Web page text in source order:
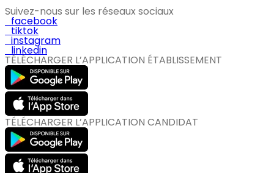
Suivez-nous sur les réseaux sociaux
facebook
tiktok
instagram
linkedin
TÉLÉCHARGER L’APPLICATION ÉTABLISSEMENT
TÉLÉCHARGER L’APPLICATION CANDIDAT